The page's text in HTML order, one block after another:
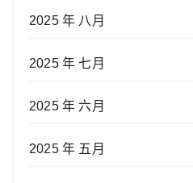
2025 年 八月
2025 年 七月
2025 年 六月
2025 年 五月